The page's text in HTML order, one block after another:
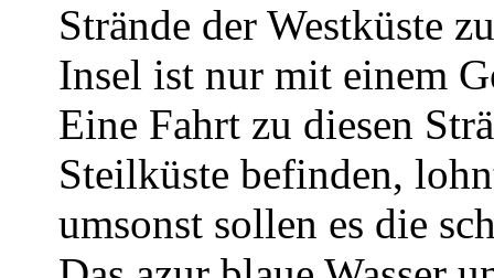
Strände der Westküste
Insel ist nur mit einem
Eine Fahrt zu diesen
Steilküste befinden,
umsonst sollen es die